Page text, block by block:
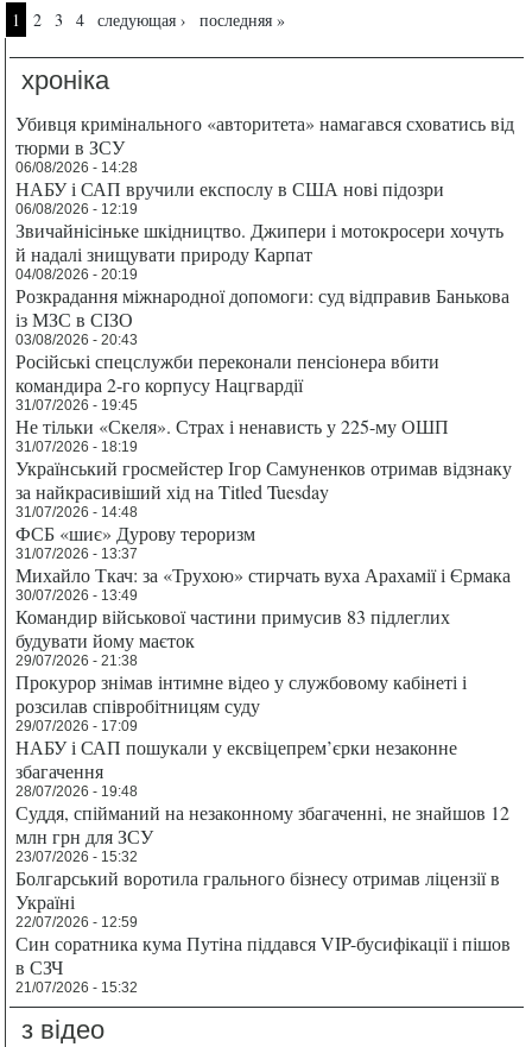
Страницы
1 2 3 4 следующая › последняя »
хроніка
Убивця кримінального «авторитета» намагався сховатись від
тюрми в ЗСУ
06/08/2026 - 14:28
НАБУ і САП вручили експослу в США нові підозри
06/08/2026 - 12:19
Звичайнісіньке шкідництво. Джипери і мотокросери хочуть
й надалі знищувати природу Карпат
04/08/2026 - 20:19
Розкрадання міжнародної допомоги: суд відправив Банькова
із МЗС в СІЗО
03/08/2026 - 20:43
Російські спецслужби переконали пенсіонера вбити
командира 2-го корпусу Нацгвардії
31/07/2026 - 19:45
Не тільки «Скеля». Страх і ненависть у 225-му ОШП
31/07/2026 - 18:19
Український гросмейстер Ігор Самуненков отримав відзнаку
за найкрасивіший хід на Titled Tuesday
31/07/2026 - 14:48
ФСБ «шиє» Дурову тероризм
31/07/2026 - 13:37
Михайло Ткач: за «Трухою» стирчать вуха Арахамії і Єрмака
30/07/2026 - 13:49
Командир військової частини примусив 83 підлеглих
будувати йому маєток
29/07/2026 - 21:38
Прокурор знімав інтимне відео у службовому кабінеті і
розсилав співробітницям суду
29/07/2026 - 17:09
НАБУ і САП пошукали у ексвіцепрем’єрки незаконне
збагачення
28/07/2026 - 19:48
Суддя, спійманий на незаконному збагаченні, не знайшов 12
млн грн для ЗСУ
23/07/2026 - 15:32
Болгарський воротила грального бізнесу отримав ліцензії в
Україні
22/07/2026 - 12:59
Син соратника кума Путіна піддався VIP-бусифікації і пішов
в СЗЧ
21/07/2026 - 15:32
з відео